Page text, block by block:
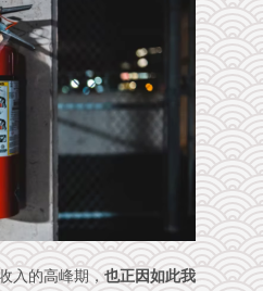
入的高峰期，也正因如此我